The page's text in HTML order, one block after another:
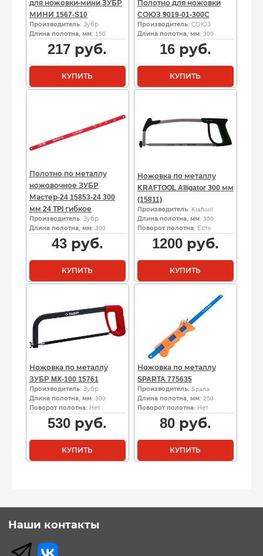
для ножовки-мини ЗУБР
МИНИ 1567-S10
Производитель: Зубр
Длина полотна, мм: 150
217 руб.
КУПИТЬ
Полотно для ножовки
СОЮЗ 9019-01-300С
Производитель: СОЮЗ
Длина полотна, мм: 300
16руб.
КУПИТЬ
Полотно по металлу
ножовочное ЗУБР
Мастер-24 15853-24 300
мм 24 TPI гибкое
Производитель: Зубр
Длина полотна, мм: 300
43руб.
КУПИТЬ
Ножовка по металлу
KRAFTOOL Alligator 300 мм
(15811)
Производитель: Kraftool
Длина полотна, мм: 300
Поворот полотна: Есть
1200руб.
КУПИТЬ
Ножовка по металлу
ЗУБР MX-100 15761
Производитель: Зубр
Длина полотна, мм: 300
Поворот полотна: Нет
530 руб.
КУПИТЬ
Ножовка по металлу
SPARTA 775635
Производитель: Sparta
Длина полотна, мм: 250
Поворот полотна: Нет
80руб.
КУПИТЬ
Наши контакты